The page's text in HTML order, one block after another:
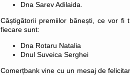
Dna Sarev Adilaida.
Câștigătorii premiilor bănești, ce vor
fiecare sunt:
Dna Rotaru Natalia
Dnul Suveica Serghei
Comerțbank vine cu un mesaj de